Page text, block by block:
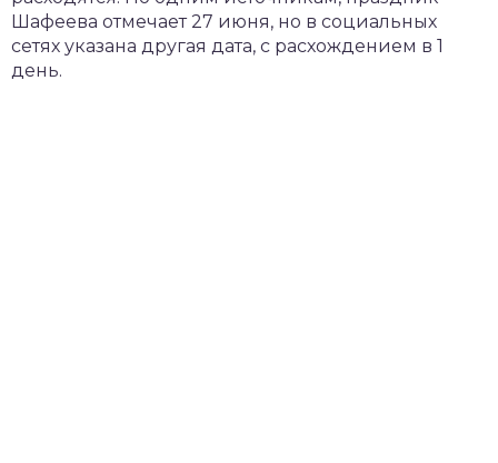
Шафеева отмечает 27 июня, но в социальных
сетях указана другая дата, с расхождением в 1
день.